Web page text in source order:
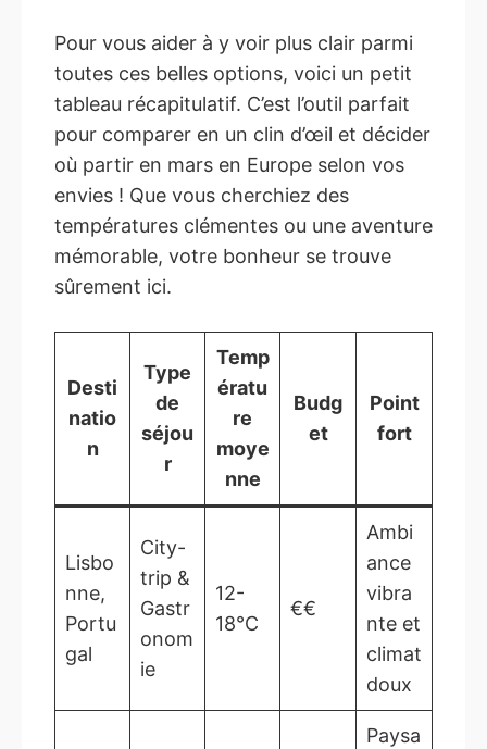
Pour vous aider à y voir plus clair parmi
toutes ces belles options, voici un petit
tableau récapitulatif. C’est l’outil parfait
pour comparer en un clin d’œil et décider
où partir en mars en Europe selon vos
envies ! Que vous cherchiez des
températures clémentes ou une aventure
mémorable, votre bonheur se trouve
sûrement ici.
Desti
natio
n
Type
de
séjou
r
Temp
ératu
re
moye
nne
Budg
et
Point
fort
Lisbo
nne,
Portu
gal
City-
trip &
Gastr
onom
ie
12-
18°C
€€
Ambi
ance
vibra
nte et
climat
doux
Paysa